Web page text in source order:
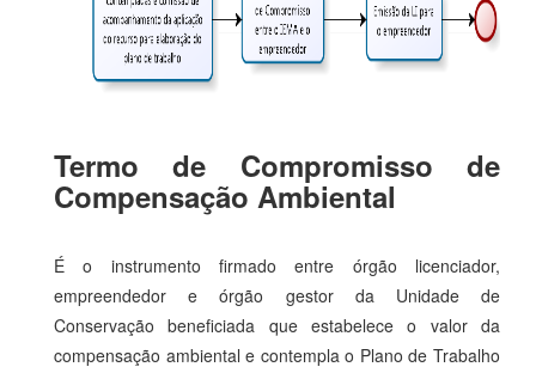
Termo de Compromisso de
Compensação Ambiental
É o instrumento firmado entre órgão licenciador,
empreendedor e órgão gestor da Unidade de
Conservação beneficiada que estabelece o valor da
compensação ambiental e contempla o Plano de Trabalho